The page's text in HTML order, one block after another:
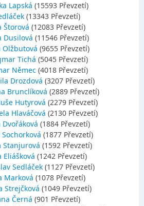
Lapská (15593 Převzetí)
(13343 Převzetí)
Štorová (12083 Převzetí)
Dusilová (11546 Převzetí)
Olžbutová (9655 Převzetí)
Tichá (5045 Převzetí)
Němec (4018 Převzetí)
Drozdová (3207 Převzetí)
Brunclíková (2889 Převzetí)
Hutyrová (2279 Převzetí)
Hlaváčová (2130 Převzetí)
Dvořáková (1884 Převzetí)
(1877 Převzetí)
Stanjurová (1592 Převzetí)
Eliášková (1242 Převzetí)
Sedláček (1127 Převzetí)
Marková (1078 Převzetí)
Strejčková (1049 Převzetí)
Černá (901 Převzetí)